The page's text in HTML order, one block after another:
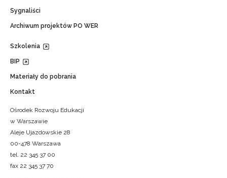
Sygnaliści
Archiwum projektów PO WER
Szkolenia
BIP
Materiały do pobrania
Kontakt
Ośrodek Rozwoju Edukacji
w Warszawie
Aleje Ujazdowskie 28
00-478 Warszawa
tel. 22 345 37 00
fax 22 345 37 70